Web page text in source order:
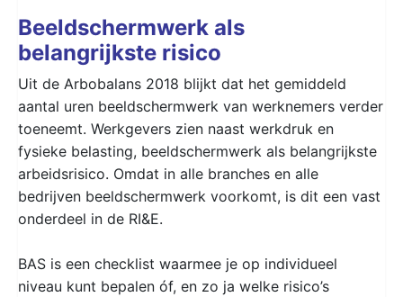
Beeldschermwerk als
belangrijkste risico
Uit de Arbobalans 2018 blijkt dat het gemiddeld
aantal uren beeldschermwerk van werknemers verder
toeneemt. Werkgevers zien naast werkdruk en
fysieke belasting, beeldschermwerk als belangrijkste
arbeidsrisico. Omdat in alle branches en alle
bedrijven beeldschermwerk voorkomt, is dit een vast
onderdeel in de RI&E.
BAS is een checklist waarmee je op individueel
niveau kunt bepalen óf, en zo ja welke risico’s